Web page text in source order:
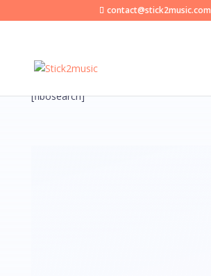
contact@stick2music.com
[fibosearch]